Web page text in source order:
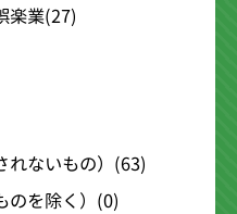
楽業(27)
ないもの） (63)
を除く） (0)